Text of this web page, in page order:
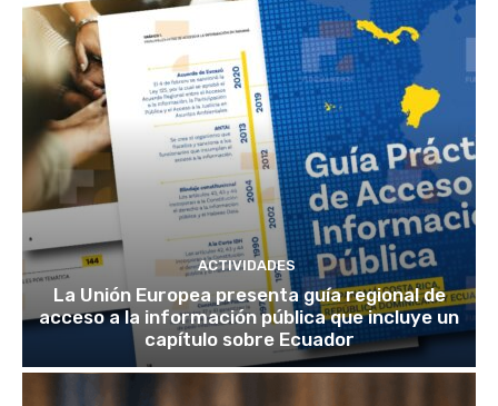
ACTIVIDADES
La Unión Europea presenta guía regional de
acceso a la información pública que incluye un
capítulo sobre Ecuador